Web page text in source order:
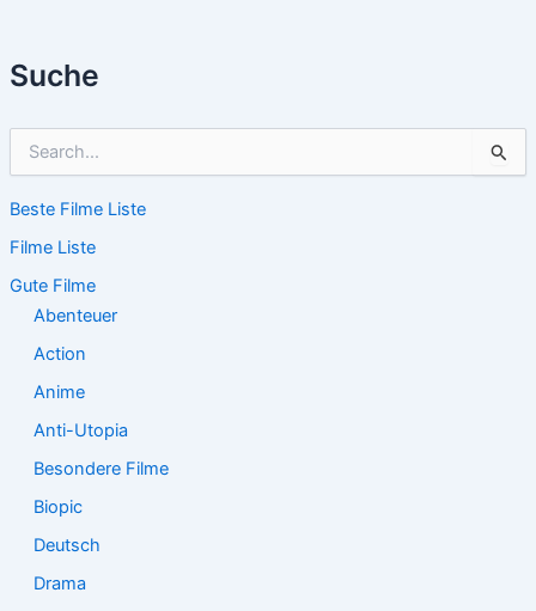
Suche
h
n
n
Beste Filme Liste
Filme Liste
Gute Filme
Abenteuer
Action
Anime
Anti-Utopia
Besondere Filme
Biopic
Deutsch
Drama